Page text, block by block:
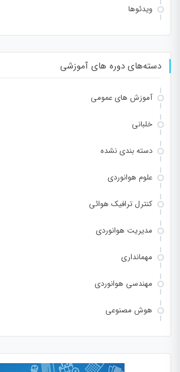
ویدئوها
دسته‌های دوره های آموزشی
آموزش های عمومی
خلبانی
دسته بندی نشده
علوم هوانوردی
کنترل ترافیک هوائی
مدیریت هوانوردی
مهمانداری
مهندسی هوانوردی
هوش مصنوعی